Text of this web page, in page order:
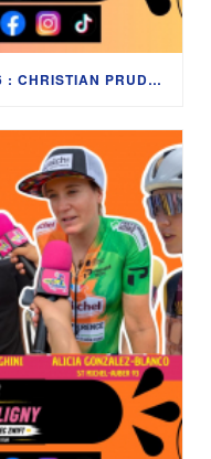
TOUR DE FRANCE FEMMES 2026 : CHRISTIAN PRUDHOMME, CÉLIA GÉRY, SHARI BOSSUYT ET LES COULISSES EN BOURGOGNE